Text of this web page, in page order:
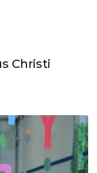
Christi